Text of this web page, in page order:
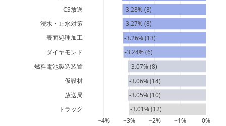
-3.01% (12)
-3.05% (10)
-3.06% (14)
-3.07% (8)
-3.24% (6)
-3.26% (13)
-3.27% (8)
-3.28% (8)
−4% −3% −2% −1% 0%
トラック
放送局
仮設材
燃料電池製造装置
ダイヤモンド
表面処理加工
浸水・止水対策
CS放送